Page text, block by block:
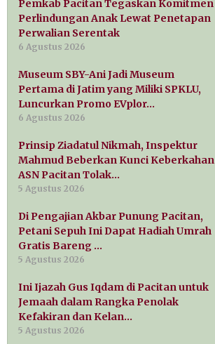
Pemkab Pacitan Tegaskan Komitmen
Perlindungan Anak Lewat Penetapan
Perwalian Serentak
6 Agustus 2026
Museum SBY-Ani Jadi Museum
Pertama di Jatim yang Miliki SPKLU,
Luncurkan Promo EVplor…
6 Agustus 2026
Prinsip Ziadatul Nikmah, Inspektur
Mahmud Beberkan Kunci Keberkahan
ASN Pacitan Tolak…
5 Agustus 2026
Di Pengajian Akbar Punung Pacitan,
Petani Sepuh Ini Dapat Hadiah Umrah
Gratis Bareng …
5 Agustus 2026
Ini Ijazah Gus Iqdam di Pacitan untuk
Jemaah dalam Rangka Penolak
Kefakiran dan Kelan…
5 Agustus 2026